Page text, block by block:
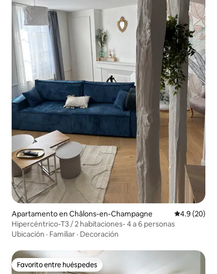
Apartamento en Châlons-en-Champagne Calificación
4.9 (20)
Hipercéntrico-T3 / 2 habitaciones- 4 a 6 personas
Ubicación · Familiar · Decoración
Favorito entre huéspedes
Favorito entre huéspedes